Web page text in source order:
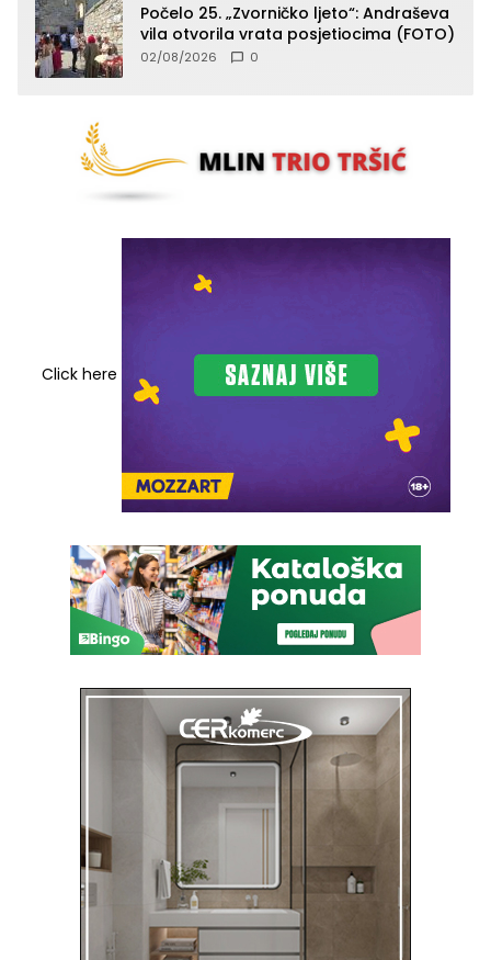
Počelo 25. „Zvorničko ljeto“: Andraševa
vila otvorila vrata posjetiocima (FOTO)
02/08/2026 0
Click here